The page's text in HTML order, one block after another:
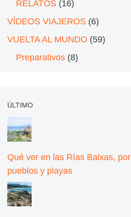
RELATOS (16)
VÍDEOS VIAJEROS (6)
VUELTA AL MUNDO (59)
Preparativos (8)
ÚLTIMO
Qué ver en las Rías Baixas,
pueblos y playas